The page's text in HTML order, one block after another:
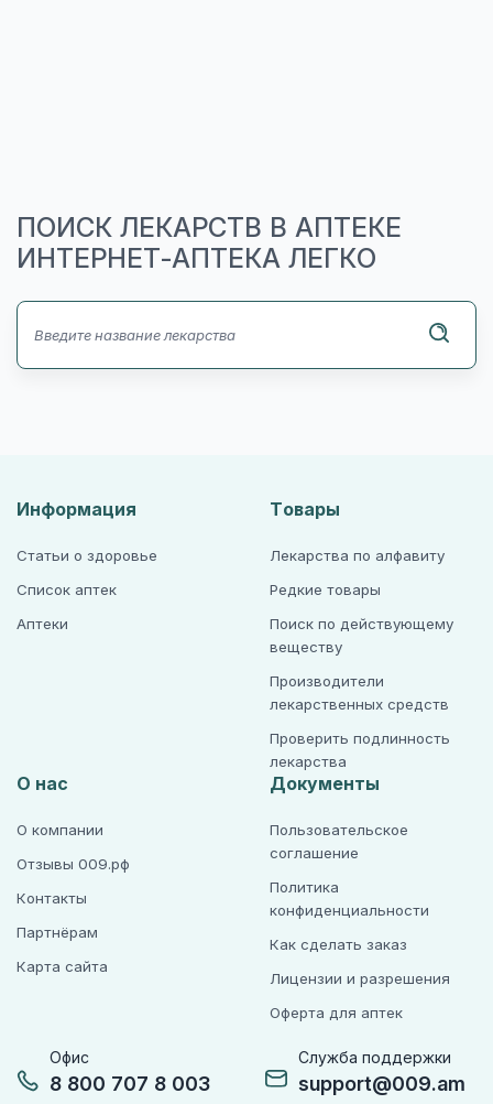
ПОИСК ЛЕКАРСТВ В АПТЕКЕ
ИНТЕРНЕТ-АПТЕКА ЛЕГКО
Офис
8 800 707 8 003
Служба поддержки
support@009.am
Информация
Статьи о здоровье
Список аптек
Аптеки
Товары
Лекарства по алфавиту
Редкие товары
Поиск по действующему
веществу
Производители
лекарственных средств
Проверить подлинность
лекарства
О нас
О компании
Отзывы 009.рф
Контакты
Партнёрам
Карта сайта
Документы
Пользовательское
соглашение
Политика
конфиденциальности
Как сделать заказ
Лицензии и разрешения
Оферта для аптек